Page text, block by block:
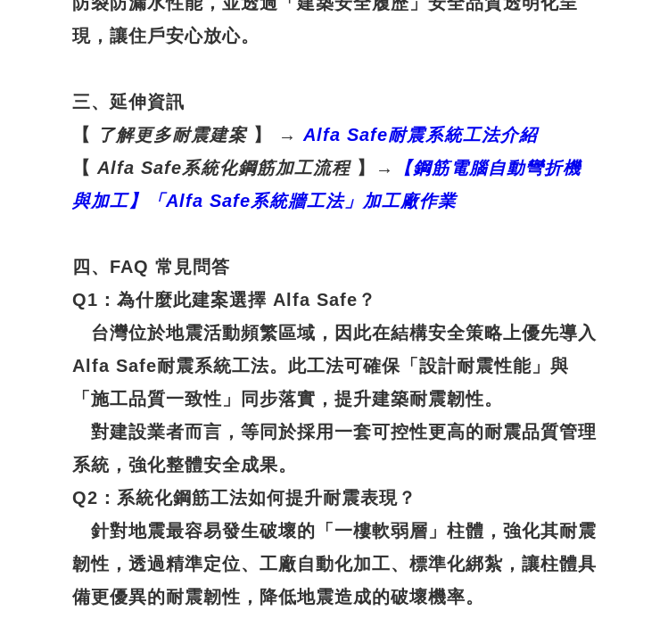
現，讓住戶安心放心。
三、延伸資訊
【
了解更多耐震建案 】 →Alfa Safe耐震系統工法介紹
【Alfa Safe系統化鋼筋加工流程 】 → 【鋼筋電腦自動彎折機
與加工】「Alfa Safe系統牆工法」加工廠作業
四、FAQ 常見問答
Q1 ： 為什麼此建案選擇 Alfa Safe？
台灣位於地震活動頻繁區域，因此在結構安全策略上優先導入
Alfa Safe耐震系統工法。此工法可確保「設計耐震性能」與
「施工品質一致性」同步落實，提升建築耐震韌性。
對建設業者而言，等同於採用一套可控性更高的耐震品質管理
系統，強化整體安全成果。
Q2 ：系統化鋼筋工法如何提升耐震表現？
針對地震最容易發生破壞的「一樓軟弱層」柱體，強化其耐震
韌性，透過精準定位、工廠自動化加工、標準化綁紮，讓柱體具
備更優異的耐震韌性 ，降低地震造成的破壞機率。